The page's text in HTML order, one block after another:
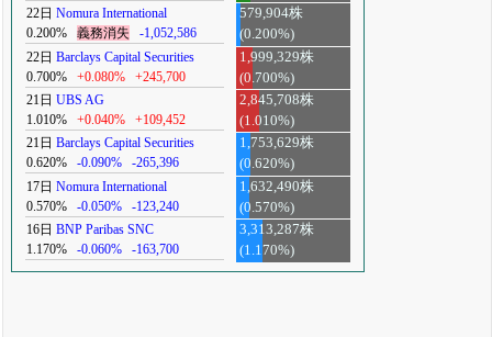
22日 Nomura International
0.200%
義務消失 -1,052,586
579,904株
(0.200%)
22日 Barclays Capital Securities
0.700%
+0.080% +245,700
1,999,329株
(0.700%)
21日 UBS AG
1.010%
+0.040% +109,452
2,845,708株
(1.010%)
21日 Barclays Capital Securities
0.620%
-0.090% -265,396
1,753,629株
(0.620%)
17日 Nomura International
0.570%
-0.050% -123,240
1,632,490株
(0.570%)
16日 BNP Paribas SNC
1.170%
-0.060% -163,700
3,313,287株
(1.170%)